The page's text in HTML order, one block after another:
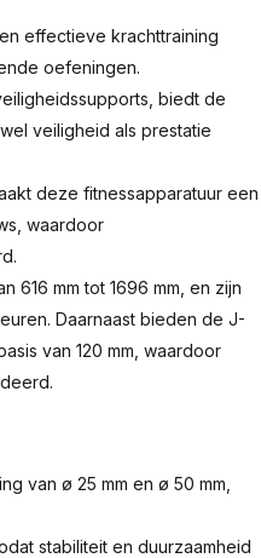
effectieve krachttraining
oefeningen.
biedt de
veiligheid als prestatie
deze fitnessapparatuur een
waardoor
616 mm tot 1696 mm, en zijn
Daarnaast bieden de J-
van 120 mm, waardoor
van ø 25 mm en ø 50 mm,
stabiliteit en duurzaamheid